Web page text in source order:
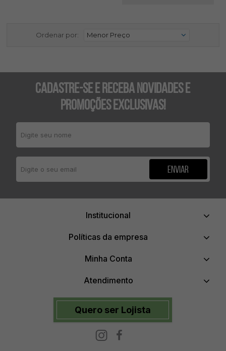
Ordenar por:
Cadastre-se e receba novidades e
promoções exclusivas!
Enviar
Institucional
Políticas da empresa
Minha Conta
Atendimento
Quero ser Lojista